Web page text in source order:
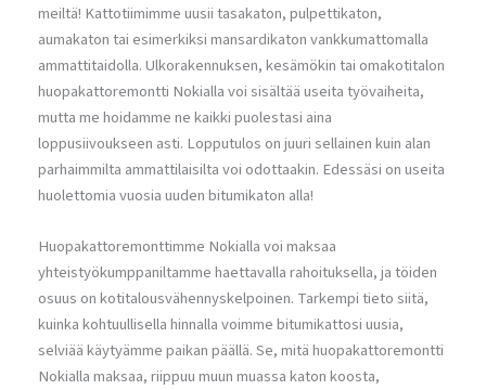
meiltä! Kattotiimimme uusii tasakaton, pulpettikaton,
aumakaton tai esimerkiksi mansardikaton vankkumattomalla
ammattitaidolla. Ulkorakennuksen, kesämökin tai omakotitalon
huopakattoremontti Nokialla voi sisältää useita työvaiheita,
mutta me hoidamme ne kaikki puolestasi aina
loppusiivoukseen asti. Lopputulos on juuri sellainen kuin alan
parhaimmilta ammattilaisilta voi odottaakin. Edessäsi on useita
huolettomia vuosia uuden bitumikaton alla!
Huopakattoremonttimme Nokialla voi maksaa
yhteistyökumppaniltamme haettavalla rahoituksella, ja töiden
osuus on kotitalousvähennyskelpoinen. Tarkempi tieto siitä,
kuinka kohtuullisella hinnalla voimme bitumikattosi uusia,
selviää käytyämme paikan päällä. Se, mitä huopakattoremontti
Nokialla maksaa, riippuu muun muassa katon koosta,